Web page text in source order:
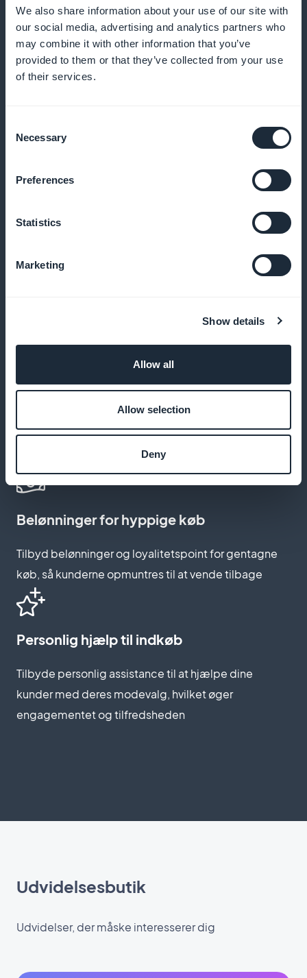
We also share information about your use of our site with
our social media, advertising and analytics partners who
may combine it with other information that you’ve
provided to them or that they’ve collected from your use
of their services.
Selection
Necessary
Preferences
Statistics
Marketing
Show details
Allow all
Allow selection
Deny
meddelelser, der fanger deres opmærksomhed på
det optimale tidspunkt
Gør det nemt at dele dine kampagner på sociale
netværk for øget synlighed og brugerengagement
Overvågning af tilbuddets ydeevne i
Overvåg effektiviteten af dine kampagner i realtid,
Tilskynd dine kunders meninger og feedback om
kampagner og produkter, så du hele tiden kan
Belønninger for hyppige køb
Tilbyd belønninger og loyalitetspoint for gentagne
køb, så kunderne opmuntres til at vende tilbage
Personlig hjælp til indkøb
Tilbyde personlig assistance til at hjælpe dine
kunder med deres modevalg, hvilket øger
engagementet og tilfredsheden
Udvidelsesbutik
Udvidelser, der måske interesserer dig